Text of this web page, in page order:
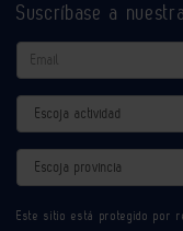
Suscríbase a
Email
Actividad
Provincia
Este sitio está protegido por